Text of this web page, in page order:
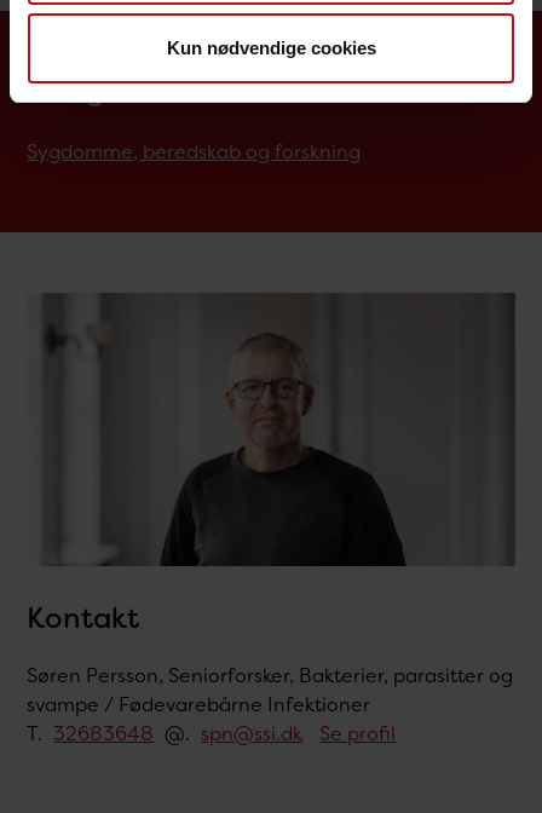
Kun nødvendige cookies
Se også...
Sygdomme, beredskab og forskning
Kontakt
Søren Persson, Seniorforsker, Bakterier, parasitter og
svampe / Fødevarebårne Infektioner
T. 32683648 @. spn@ssi.dk Se profil